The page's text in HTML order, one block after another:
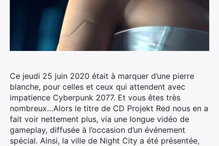
Ce jeudi 25 juin 2020 était à marquer d’une pierre
blanche, pour celles et ceux qui attendent avec
impatience Cyberpunk 2077. Et vous êtes très
nombreux…Alors le titre de CD Projekt Red nous en a
fait voir nettement plus, via une longue vidéo de
gameplay, diffusée à l’occasion d’un événement
spécial. Ainsi, la ville de Night City a été présentée,